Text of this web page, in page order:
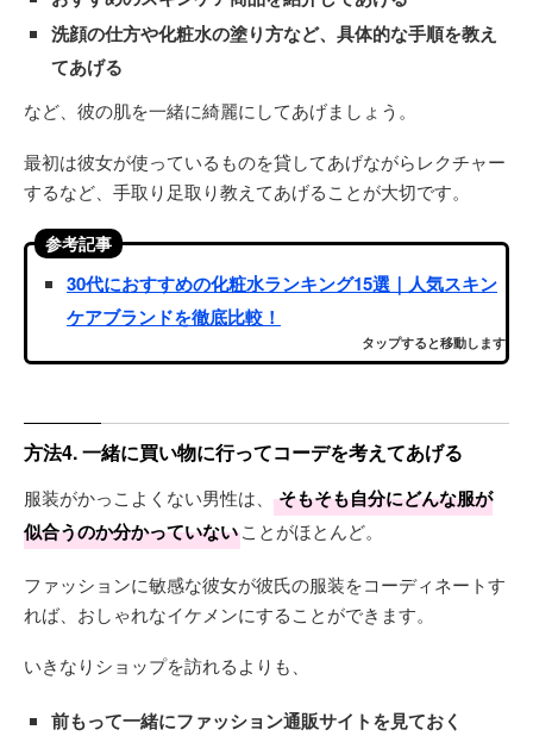
洗顔の仕方や化粧水の塗り方など、具体的な手順を教え
てあげる
など、彼の肌を一緒に綺麗にしてあげましょう。
最初は彼女が使っているものを貸してあげながらレクチャー
するなど、手取り足取り教えてあげることが大切です。
参考記事
30代におすすめの化粧水ランキング15選｜人気スキン
ケアブランドを徹底比較！
タップすると移動します
方法4. 一緒に買い物に行ってコーデを考えてあげる
服装がかっこよくない男性は、
そもそも自分にどんな服が
似合うのか分かっていないことがほとんど。
ファッションに敏感な彼女が彼氏の服装をコーディネートす
れば、おしゃれなイケメンにすることができます。
いきなりショップを訪れるよりも、
前もって一緒にファッション通販サイトを見ておく